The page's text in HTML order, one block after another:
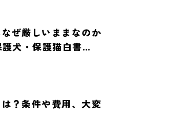
ぜ厳しいままなのか
犬・保護猫白書
？条件や費用、大変